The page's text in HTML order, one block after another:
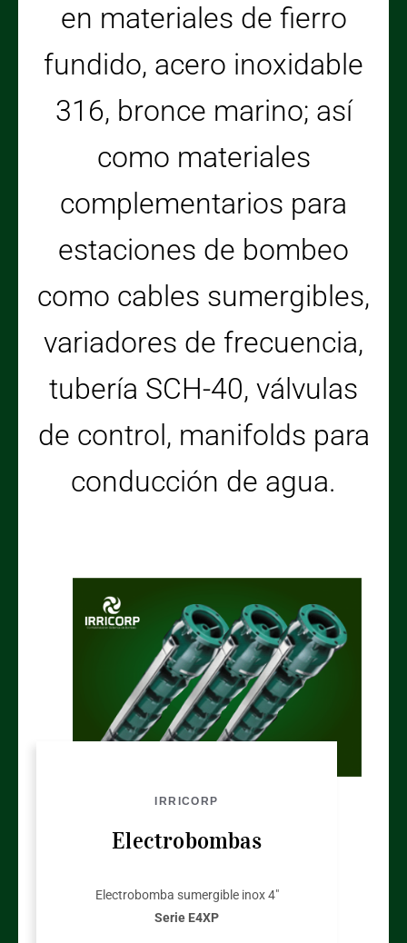
en materiales de fierro
fundido, acero inoxidable
316, bronce marino; así
como materiales
complementarios para
estaciones de bombeo
como cables sumergibles,
variadores de frecuencia,
tubería SCH-40, válvulas
de control, manifolds para
conducción de agua.
IRRICORP
Electrobombas
Electrobomba sumergible inox 4″
Serie E4XP